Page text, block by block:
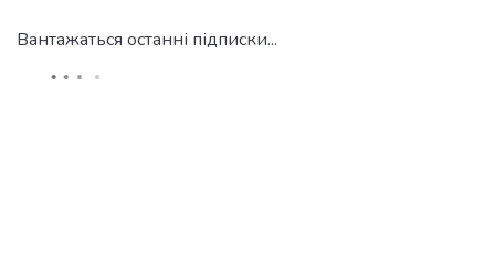
Вантажаться останні підписки...